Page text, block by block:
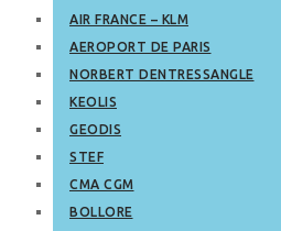
AIR FRANCE – KLM
AEROPORT DE PARIS
NORBERT DENTRESSANGLE
KEOLIS
GEODIS
STEF
CMA CGM
BOLLORE